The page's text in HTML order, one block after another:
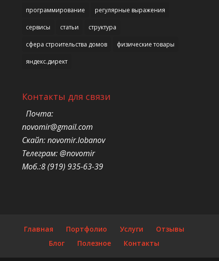
программирование регулярные выражения
сервисы статьи структура
сфера строительства домов физические товары
яндекс.директ
Контакты для связи
Почта:
novomir@gmail.com
Скайп: novomir.lobanov
Телеграм: @novomir
Моб.:8 (919) 935-63-39
Главная Портфолио Услуги
Отзывы
Блог
Полезное Контакты